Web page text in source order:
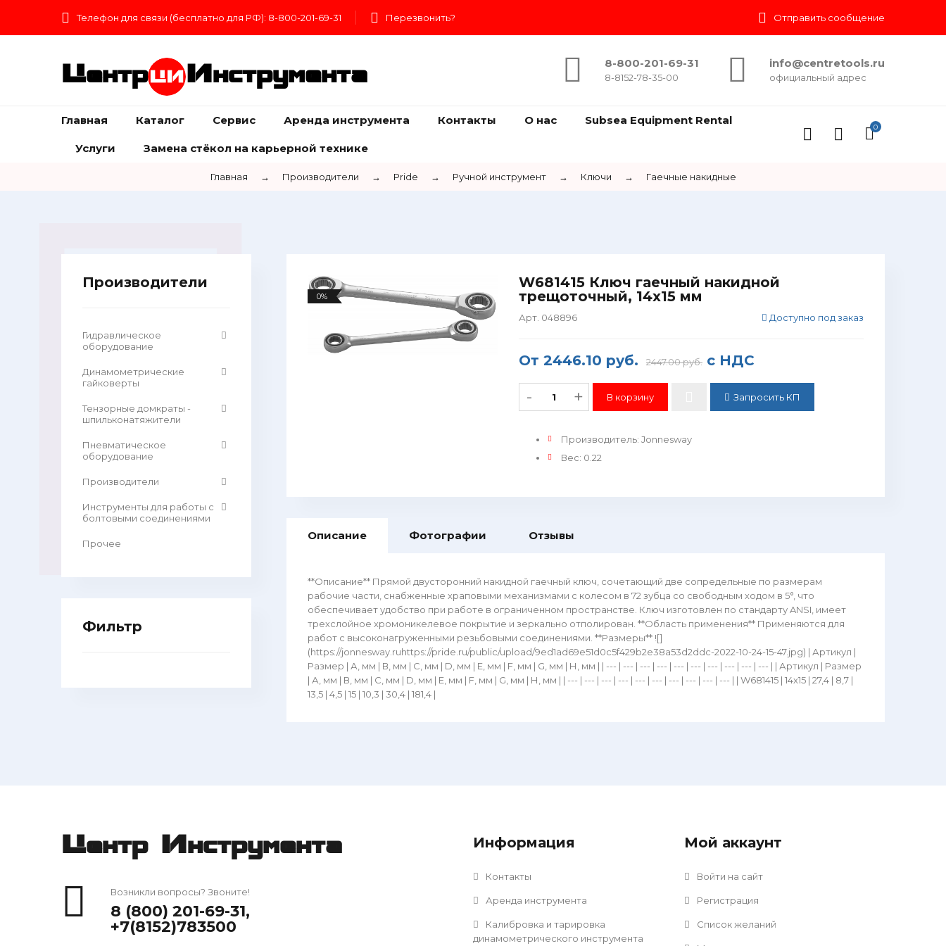
Телефон для связи (бесплатно для РФ): 8-800-201-69-31 Перезвонить? Отправить сообщение
Центр Инструмента
8-800-201-69-31
8-8152-78-35-00
info@centretools.ru
официальный адрес
Главная Каталог Сервис Аренда инструмента Контакты О нас Subsea Equipment Rental
Услуги Замена стёкол на карьерной технике
0
Главная → Производители → Pride → Ручной инструмент → Ключи → Гаечные накидные
0%
W681415 Ключ гаечный накидной
трещоточный, 14х15 мм
Арт. 048896 Доступно под заказ
От 2446.10 руб. 2447.00 руб. с НДС
- + Запросить КП
Производитель: Jonnesway
Вес: 0.22
Описание Фотографии Отзывы
**Описание** Прямой двусторонний накидной гаечный ключ, сочетающий две сопредельные по размерам
рабочие части, снабженные храповыми механизмами с колесом в 72 зубца со свободным ходом в 5°, что
обеспечивает удобство при работе в ограниченном пространстве. Ключ изготовлен по стандарту ANSI, имеет
трехслойное хромоникелевое покрытие и зеркально отполирован. **Область применения** Применяются для
работ с высоконагруженными резьбовыми соединениями. **Размеры** ![]
(https://jonnesway.ruhttps://pride.ru/public/upload/9ed1ad69e51d0c5f429b2e38a53d2ddc-2022-10-24-15-47.jpg) | Артикул |
Размер | А, мм | В, мм | С, мм | D, мм | Е, мм | F, мм | G, мм | Н, мм | | --- | --- | --- | --- | --- | --- | --- | --- | --- | --- | | Артикул | Размер
| А, мм | В, мм | С, мм | D, мм | Е, мм | F, мм | G, мм | Н, мм | | --- | --- | --- | --- | --- | --- | --- | --- | --- | --- | | W681415 | 14х15 | 27,4 | 8,7 |
13,5 | 4,5 | 15 | 10,3 | 30,4 | 181,4 |
Производители
Гидравлическое
оборудование
Динамометрические
гайковерты
Тензорные домкраты -
шпильконатяжители
Пневматическое
оборудование
Производители
Инструменты для работы с
болтовыми соединениями
Прочее
Фильтр
Центр Инструмента
Возникли вопросы? Звоните!
8 (800) 201-69-31,
+7(8152)783500
Информация
Контакты
Аренда инструмента
Калибровка и тарировка
динамометрического инструмента
Мой аккаунт
Войти на сайт
Регистрация
Список желаний